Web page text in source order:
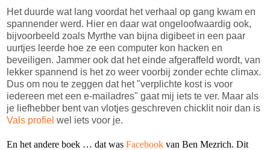
Het duurde wat lang voordat het verhaal op gang kwam en
spannender werd. Hier en daar wat ongeloofwaardig ook,
bijvoorbeeld zoals Myrthe van bijna digibeet in een paar
uurtjes leerde hoe ze een computer kon hacken en
beveiligen. Jammer ook dat het einde afgeraffeld wordt, van
lekker spannend is het zo weer voorbij zonder echte climax.
Dus om nou te zeggen dat het "verplichte kost is voor
iedereen met een e-mailadres" gaat mij iets te ver. Maar als
je liefhebber bent van vlotjes geschreven chicklit noir dan is
Vals profiel wel iets voor je.
En het andere boek … dat was Facebook van Ben Mezrich. Dit